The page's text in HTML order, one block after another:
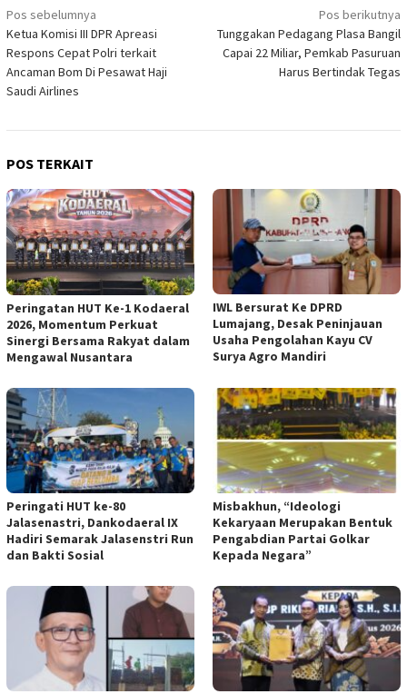
Navigasi
pos
Pos sebelumnya
Ketua Komisi III DPR Apreasi
Respons Cepat Polri terkait
Ancaman Bom Di Pesawat Haji
Saudi Airlines
Pos berikutnya
Tunggakan Pedagang Plasa Bangil
Capai 22 Miliar, Pemkab Pasuruan
Harus Bertindak Tegas
POS TERKAIT
Peringatan HUT Ke-1 Kodaeral
2026, Momentum Perkuat
Sinergi Bersama Rakyat dalam
Mengawal Nusantara
IWL Bersurat Ke DPRD
Lumajang, Desak Peninjauan
Usaha Pengolahan Kayu CV
Surya Agro Mandiri
Peringati HUT ke-80
Jalasenastri, Dankodaeral IX
Hadiri Semarak Jalasenstri Run
dan Bakti Sosial
Misbakhun, “Ideologi
Kekaryaan Merupakan Bentuk
Pengabdian Partai Golkar
Kepada Negara”